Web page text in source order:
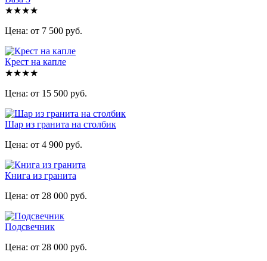
★★★★
Цена: от 7 500 руб.
Крест на капле
★★★★
Цена: от 15 500 руб.
Шар из гранита на столбик
Цена: от 4 900 руб.
Книга из гранита
Цена: от 28 000 руб.
Подсвечник
Цена: от 28 000 руб.